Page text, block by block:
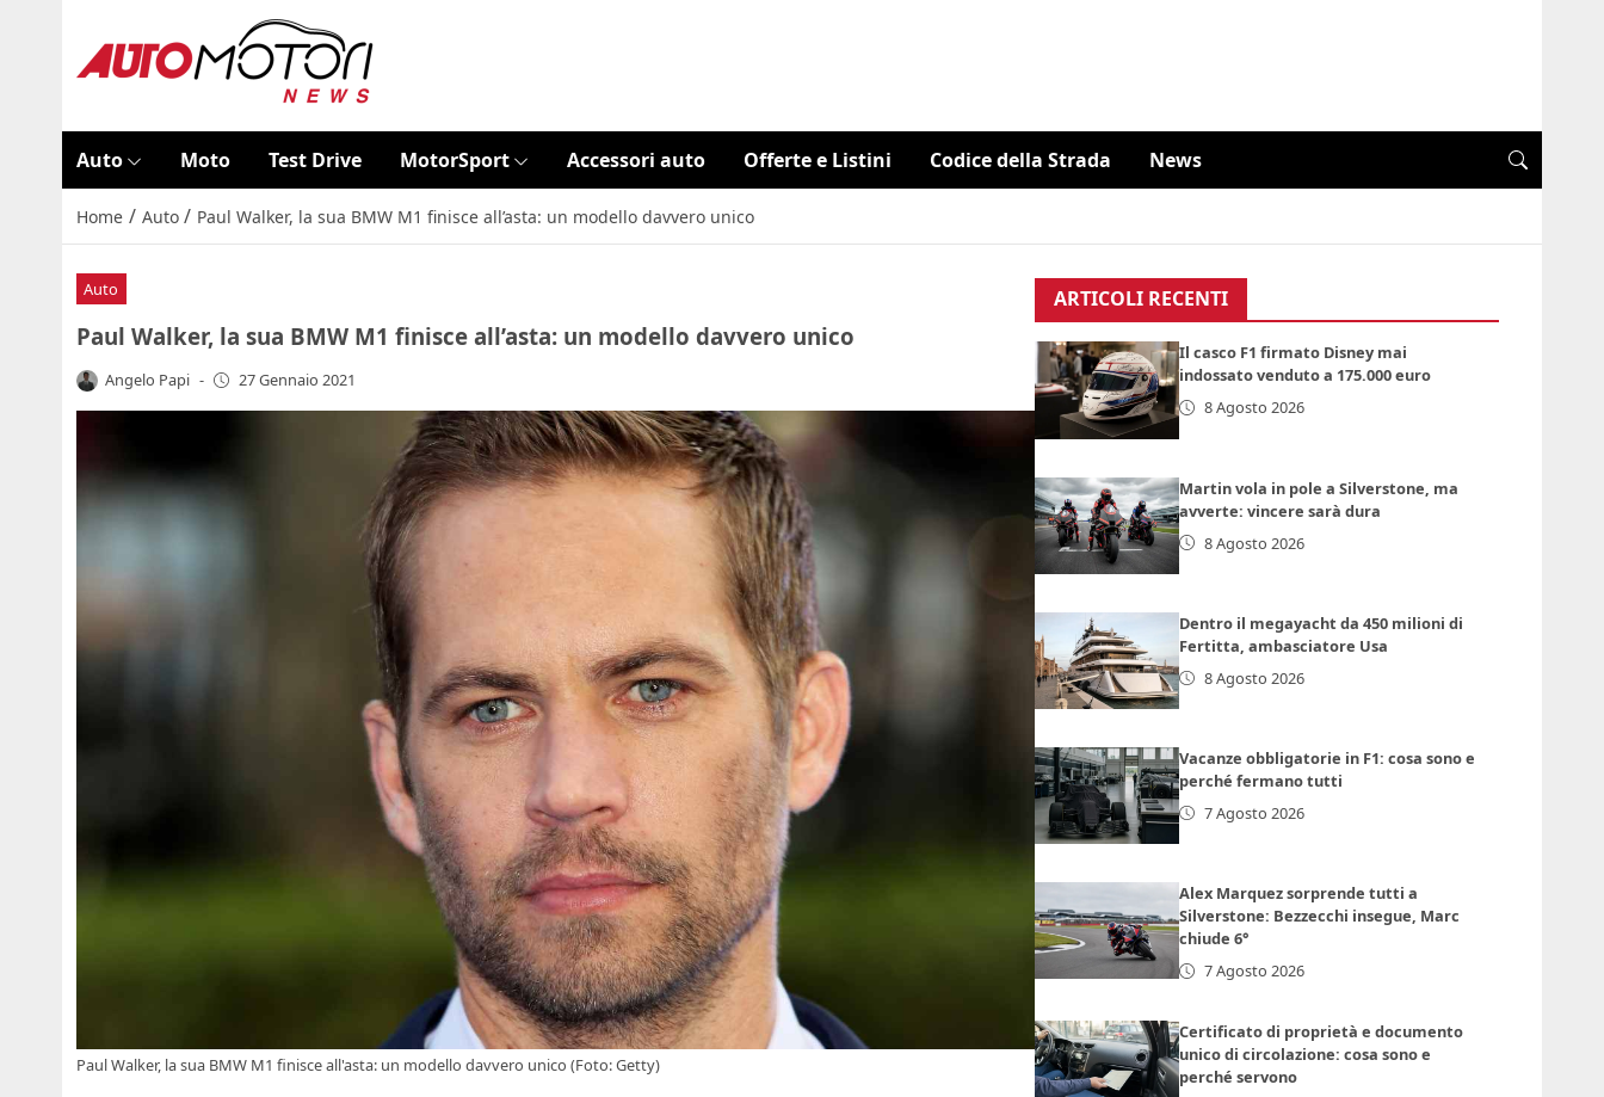
Auto Moto Test Drive MotorSport Accessori auto Offerte e Listini Codice della Strada News
Home / Auto / Paul Walker, la sua BMW M1 finisce all’asta: un modello davvero unico
Auto
Paul Walker, la sua BMW M1 finisce all’asta: un modello davvero unico
Angelo Papi - 27 Gennaio 2021
Paul Walker, la sua BMW M1 finisce all'asta: un modello davvero unico (Foto: Getty)
ARTICOLI RECENTI
Il casco F1 firmato Disney mai
indossato venduto a 175.000 euro
8 Agosto 2026
Martin vola in pole a Silverstone, ma
avverte: vincere sarà dura
8 Agosto 2026
Dentro il megayacht da 450 milioni di
Fertitta, ambasciatore Usa
8 Agosto 2026
Vacanze obbligatorie in F1: cosa sono e
perché fermano tutti
7 Agosto 2026
Alex Marquez sorprende tutti a
Silverstone: Bezzecchi insegue, Marc
chiude 6°
7 Agosto 2026
Certificato di proprietà e documento
unico di circolazione: cosa sono e
perché servono